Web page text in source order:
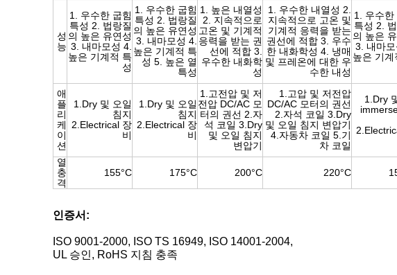
성
능
1. 우수한 굽힘
특성 2. 법랑질
의 높은 유연성
3. 내마모성 4.
높은 기계적 특
성
1. 우수한 굽힘
특성 2. 법랑질
의 높은 유연성
3. 내마모성 4.
높은 기계적 특
성 5. 높은 열
특성
1. 높은 내열성
2. 지속적으로
고온 및 기계적
응력을 받는 권
선에 적합 3.
우수한 내화학
성
1. 우수한 내열성 2.
지속적으로 고온 및
기계적 응력을 받는
권선에 적합 3. 우수
한 내화학성 4. 냉매
및 프레온에 대한 우
수한 내성
1. 우수한
특성 2.
의 높은
3. 내마모
높은 기계
애
플
리
케
이
션
1.Dry 및 오일
침지
2.Electrical 장
비
1.Dry 및 오일
침지
2.Electrical 장
비
1.고전압 및 저
전압 DC/AC 모
터의 권선 2.자
석 코일 3.Dry
및 오일 침지
변압기
1.고압 및 저전압
DC/AC 모터의 권선
2.자석 코일 3.Dry
및 오일 침지 변압기
4.자동차 코일 5.기
차 코일
1.Dry
열
충
격
155°C 175°C 200°C 220°C
인증서:
ISO 9001-2000, ISO TS 16949, ISO 14001-2004,
UL 승인, RoHS 지침 충족